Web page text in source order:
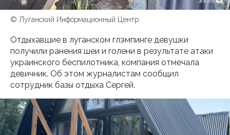
© Луганский Информационный Центр
Отдыхавшие в луганском глэмпинге девушки
получили ранения шеи и голени в результате атаки
украинского беспилотника, компания отмечала
девичник. Об этом журналистам сообщил
сотрудник базы отдыха Сергей.